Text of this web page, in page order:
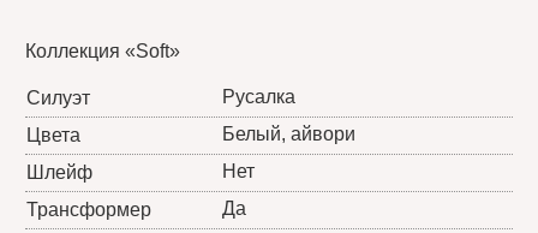
Коллекция «Soft»
Силуэт
Русалка
Цвета
Белый, айвори
Шлейф
Нет
Трансформер
Да